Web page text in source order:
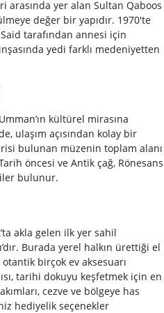
arasında yer alan Sultan Qaboos
değer bir yapıdır. 1970'te
tarafından annesi için
yedi farklı medeniyetten
kültürel mirasına
ulaşım açısından kolay bir
bulunan müzenin toplam alanı
öncesi ve Antik çağ, Rönesans
bulunur.
akla gelen ilk yer sahil
Burada yerel halkın ürettiği el
birçok ev aksesuarı
tarihi dokuyu keşfetmek için en
cezve ve bölgeye has
hediyelik seçenekler